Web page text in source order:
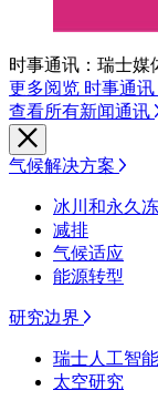
时事通讯：瑞士媒
更多阅览 时事通
查看所有新闻通讯
气候解决方案
冰川和永久
减排
气候适应
能源转型
研究边界
瑞士人工智能
太空研究